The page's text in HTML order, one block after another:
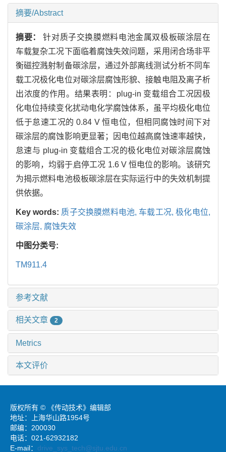
摘要/Abstract
摘要：针对质子交换膜燃料电池金属双极板碳涂层在
车载复杂工况下面临着腐蚀失效问题，采用闭合场非平
衡磁控溅射制备碳涂层，通过外部离线测试分析不同车
载工况极化电位对碳涂层腐蚀形貌、接触电阻及离子析
出浓度的作用。结果表明：plug-in 变载组合工况因极
化电位持续变化扰动电化学腐蚀体系，虽平均极化电位
低于怠速工况的 0.84 V 恒电位，但相同腐蚀时间下对
碳涂层的腐蚀影响更显著；因电位越高腐蚀速率越快，
怠速与 plug-in 变载组合工况的极化电位对碳涂层腐蚀
的影响，均弱于启停工况 1.6 V 恒电位的影响。该研究
为揭示燃料电池极板碳涂层在实际运行中的失效机制提
供依据。
Key words: 质子交换膜燃料电池, 车载工况,极化电位,
碳涂层, 腐蚀失效
中图分类号:
TM911.4
参考文献
相关文章 2
Metrics
本文评价
版权所有 © 《传动技术》编辑部
地址：上海华山路1954号
邮编：200030
电话：021-62932182
E-mail： drive_sys_tech@sjtu.edu.cn